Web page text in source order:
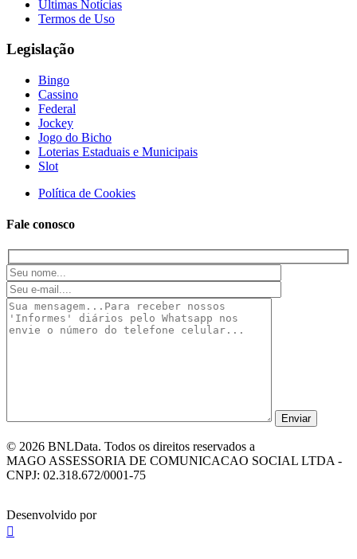
Últimas Notícias
Termos de Uso
Legislação
Bingo
Cassino
Federal
Jockey
Jogo do Bicho
Loterias Estaduais e Municipais
Slot
Política de Cookies
Fale conosco
© 2026 BNLData. Todos os direitos reservados a
MAGO ASSESSORIA DE COMUNICACAO SOCIAL LTDA -
CNPJ: 02.318.672/0001-75
Desenvolvido por
